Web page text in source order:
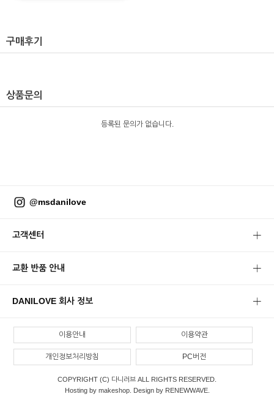
구매후기
상품문의
등록된 문의가 없습니다.
@msdanilove
고객센터
교환 반품 안내
DANILOVE 회사 정보
이용안내 이용약관
개인정보처리방침 PC버전
COPYRIGHT (C) 다니러브 ALL RIGHTS RESERVED.
Hosting by makeshop. Design by RENEWWAVE.